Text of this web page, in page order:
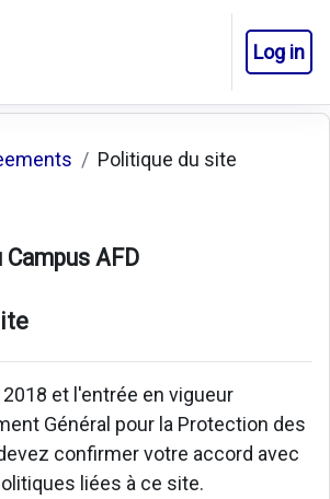
Log in
Politique du site
AFD
et l'entrée en vigueur
Général pour la Protection des
confirmer votre accord avec
liées à ce site.